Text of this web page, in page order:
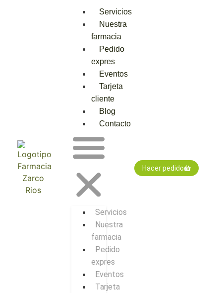
Servicios
Nuestra
farmacia
Pedido
expres
Eventos
Tarjeta
cliente
Blog
Contacto
Servicios
Nuestra
farmacia
Pedido
expres
Eventos
Tarjeta
Hacer pedido